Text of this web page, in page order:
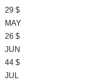
29 $
MAY
26 $
JUN
44 $
JUL